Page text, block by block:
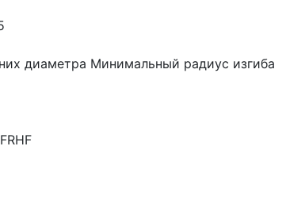
диаметра Минимальный радиус изгиба